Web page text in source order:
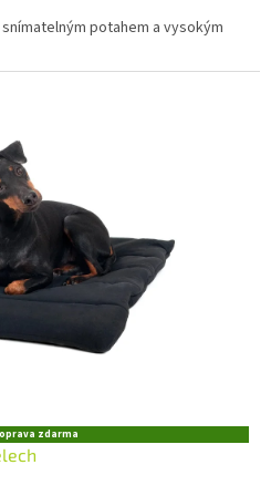
potahem a vysokým
zdarma